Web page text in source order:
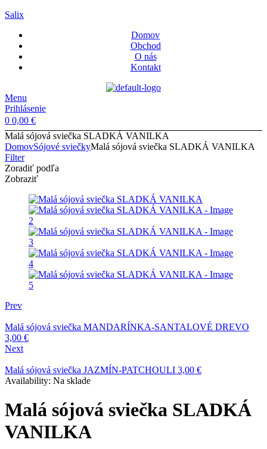
Salix
Domov
Obchod
O nás
Kontakt
Menu
Prihlásenie
0 0,00 €
Malá sójová sviečka SLADKÁ VANILKA
DomovSójové sviečkyMalá sójová sviečka SLADKÁ VANILKA
Filter
Zoradiť podľa
Zobraziť
Prev
Malá sójová sviečka MANDARÍNKA-SANTALOVÉ DREVO
3,00 €
Next
Malá sójová sviečka JAZMÍN-PATCHOULI 3,00 €
Availability: Na sklade
Malá sójová sviečka SLADKÁ
VANILKA